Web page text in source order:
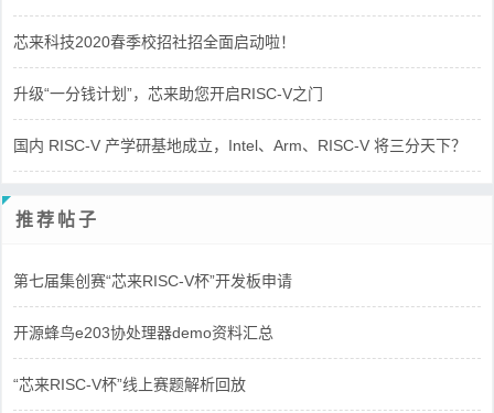
芯来科技2020春季校招社招全面启动啦！
升级“一分钱计划”，芯来助您开启RISC-V之门
国内 RISC-V 产学研基地成立，Intel、Arm、RISC-V 将三分天下？
推荐帖子
第七届集创赛“芯来RISC-V杯”开发板申请
开源蜂鸟e203协处理器demo资料汇总
“芯来RISC-V杯”线上赛题解析回放